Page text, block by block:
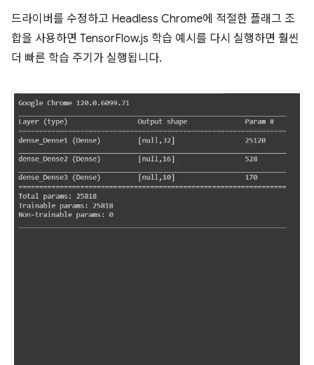
드라이버를 수정하고 Headless Chrome에 적절한 플래그 조
합을 사용하면 TensorFlow.js 학습 예시를 다시 실행하면 훨씬
더 빠른 학습 주기가 실행됩니다.